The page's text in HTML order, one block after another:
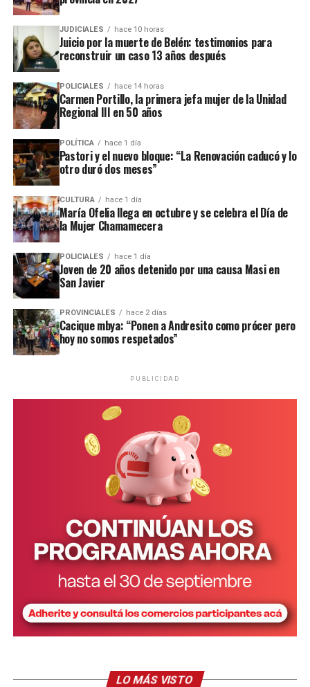
del cargo por acusaciones de
asociación ilícita.
En el listado de hechos recientes figuran un incendio de cabañas
en el complejoTío Colecoa fines de la semana pasada y otro
ataque similar a la funeraria ahora baleada en a fines de marzo.
Todos los episodios son investigados por el personal de la
comisaría local, aunque hasta el momento no se conocieron
mayores novedades.
JUDICIALES hace 10 horas
Juicio por la muerte de Belén: testimonios para
reconstruir un caso 13 años después
POLICIALES hace 14 horas
Carmen Portillo, la primera jefa mujer de la Unidad
Regional III en 50 años
POLÍTICA hace 1 día
Pastori y el nuevo bloque: “La Renovación caducó y lo
otro duró dos meses”
CULTURA hace 1 día
María Ofelia llega en octubre y se celebra el Día de
la Mujer Chamamecera
POLICIALES hace 1 día
Joven de 20 años detenido por una causa Masi en
San Javier
PROVINCIALES hace 2 días
Cacique mbya: “Ponen a Andresito como prócer pero
hoy no somos respetados”
PUBLICIDAD
LO MÁS VISTO